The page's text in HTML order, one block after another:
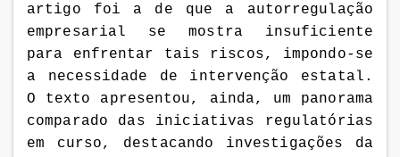
artigo foi a de que a autorregulação
empresarial se mostra insuficiente
para enfrentar tais riscos, impondo-se
a necessidade de intervenção estatal.
O texto apresentou, ainda, um panorama
comparado das iniciativas regulatórias
em curso, destacando investigações da